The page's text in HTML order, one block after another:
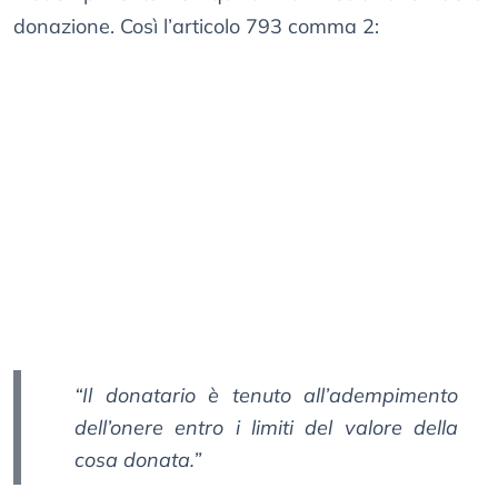
donazione. Così l’articolo 793 comma 2:
“Il donatario è tenuto all’adempimento
dell’onere entro i limiti del valore della
cosa donata.”